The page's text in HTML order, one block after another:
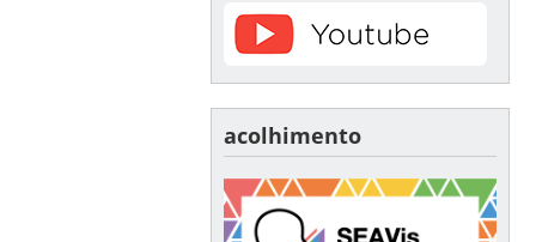
acolhimento